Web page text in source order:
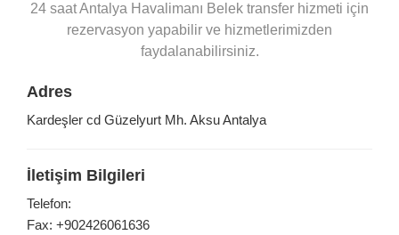
24 saat Antalya Havalimanı Belek transfer hizmeti için
rezervasyon yapabilir ve hizmetlerimizden
faydalanabilirsiniz.
Adres
Kardeşler cd Güzelyurt Mh. Aksu Antalya
İletişim Bilgileri
Telefon:
Fax: +902426061636